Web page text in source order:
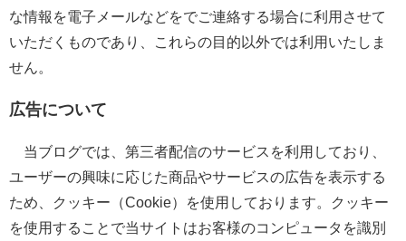
な情報を電子メールなどをでご連絡する場合に利用させて
いただくものであり、これらの目的以外では利用いたしま
せん。
広告について
当ブログでは、第三者配信のサービスを利用しており、
ユーザーの興味に応じた商品やサービスの広告を表示する
ため、クッキー（Cookie）を使用しております。クッキー
を使用することで当サイトはお客様のコンピュータを識別